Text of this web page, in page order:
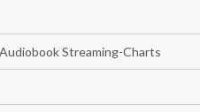
Streaming-Charts